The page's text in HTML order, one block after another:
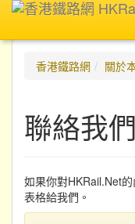
香港鐵路網
關於
聯絡我們
如果你對HKRail.Net
表格給我們。